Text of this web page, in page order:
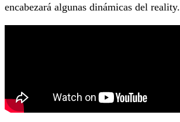
encabezará algunas dinámicas del reality.